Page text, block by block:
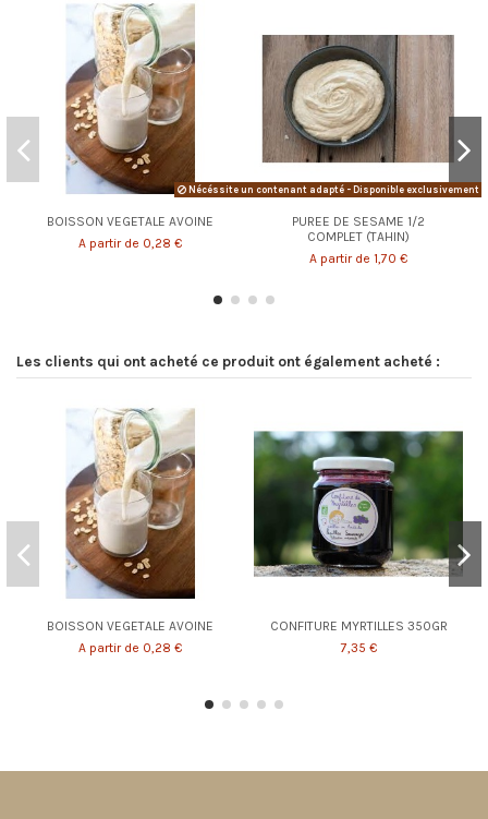
BOISSON VEGETALE AVOINE
A partir de 0,28 €
Nécéssite un contenant adapté - Disponible exclusivement
PUREE DE SESAME 1/2
COMPLET (TAHIN)
A partir de 1,70 €
Les clients qui ont acheté ce produit ont également acheté :
BOISSON VEGETALE AVOINE
A partir de 0,28 €
CONFITURE MYRTILLES 350GR
7,35 €